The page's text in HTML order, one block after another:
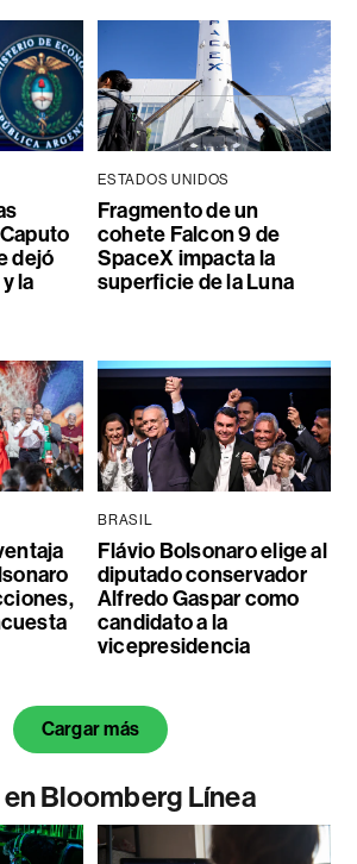
dejó
la
ESTADOS UNIDOS
Fragmento de un
cohete Falcon 9 de
SpaceX impacta la
superficie de la Luna
BRASIL
Flávio Bolsonaro elige al
diputado conservador
Alfredo Gaspar como
candidato a la
vicepresidencia
Cargar más
Bloomberg Línea